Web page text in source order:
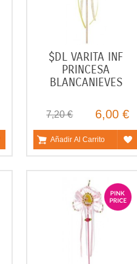
$DL VARITA INF
PRINCESA
BLANCANIEVES
7,20 € 6,00 €
Añadir Al Carrito